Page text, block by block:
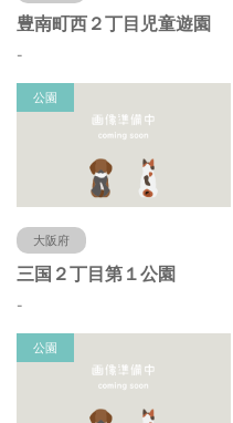
豊南町西２丁目児童遊園
-
公園
大阪府
三国２丁目第１公園
-
公園